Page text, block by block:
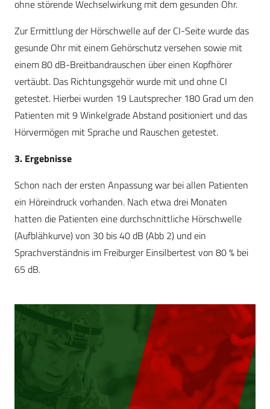
ohne störende Wechselwirkung mit dem gesunden Ohr.
Zur Ermittlung der Hörschwelle auf der CI-Seite wurde das
gesunde Ohr mit einem Gehörschutz versehen sowie mit
einem 80 dB-Breitbandrauschen über einen Kopfhörer
vertäubt. Das Richtungsgehör wurde mit und ohne CI
getestet. Hierbei wurden 19 Lautsprecher 180 Grad um den
Patienten mit 9 Winkelgrade Abstand positioniert und das
Hörvermögen mit Sprache und Rauschen getestet.
3. Ergebnisse
Schon nach der ersten Anpassung war bei allen Patienten
ein Höreindruck vorhanden. Nach etwa drei Monaten
hatten die Patienten eine durchschnittliche Hörschwelle
(Aufblähkurve) von 30 bis 40 dB (Abb 2) und ein
Sprachverständnis im Freiburger Einsilbertest von 80 % bei
65 dB.